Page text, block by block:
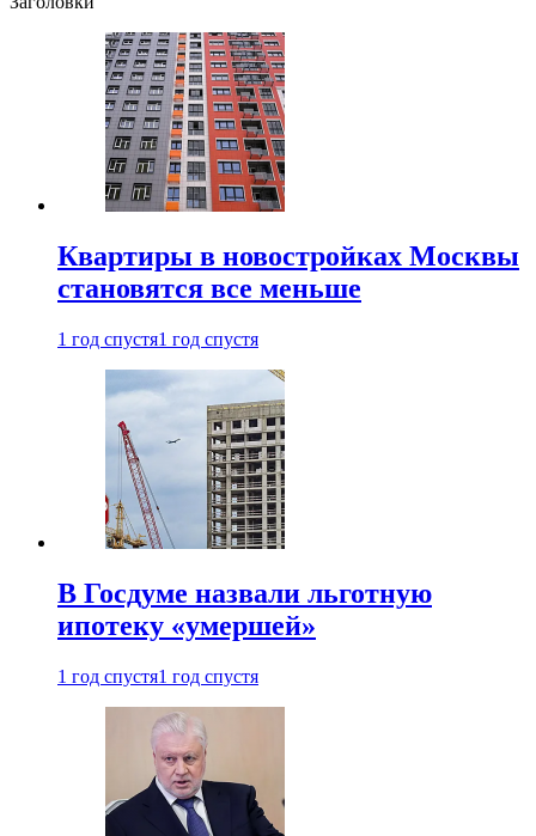
Квартиры в новостройках Москвы
становятся все меньше
1 год спустя1 год спустя
В Госдуме назвали льготную
ипотеку «умершей»
1 год спустя1 год спустя